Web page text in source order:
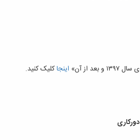
از آن» اینجاکلیک کنید.